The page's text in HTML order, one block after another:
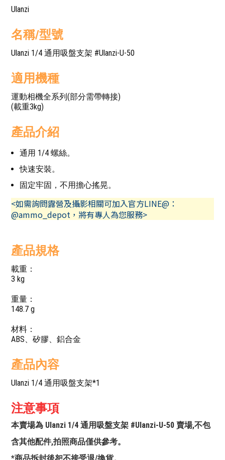
Ulanzi
名稱/型號
Ulanzi 1/4 通用吸盤支架 #Ulanzi-U-50
適用機種
運動相機全系列(部分需帶轉接)
(載重3kg)
產品介紹
通用 1/4 螺絲。
快速安裝。
固定牢固，不用擔心搖晃。
<如需詢問露營及攝影相關可加入官方LINE@：
@ammo_depot，將有專人為您服務>
產品規格
載重：
3 kg
重量：
148.7 g
材料：
ABS、矽膠、鋁合金
產品內容
Ulanzi 1/4 通用吸盤支架*1
注意事項
本賣場為 Ulanzi 1/4 通用吸盤支架 #Ulanzi-U-50 賣場,不包
含其他配件,拍照商品僅供參考。